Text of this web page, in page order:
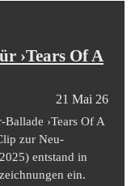
›Tears Of A
21 Mai 26
›Tears Of A
zur Neu-
entstand in
ein.